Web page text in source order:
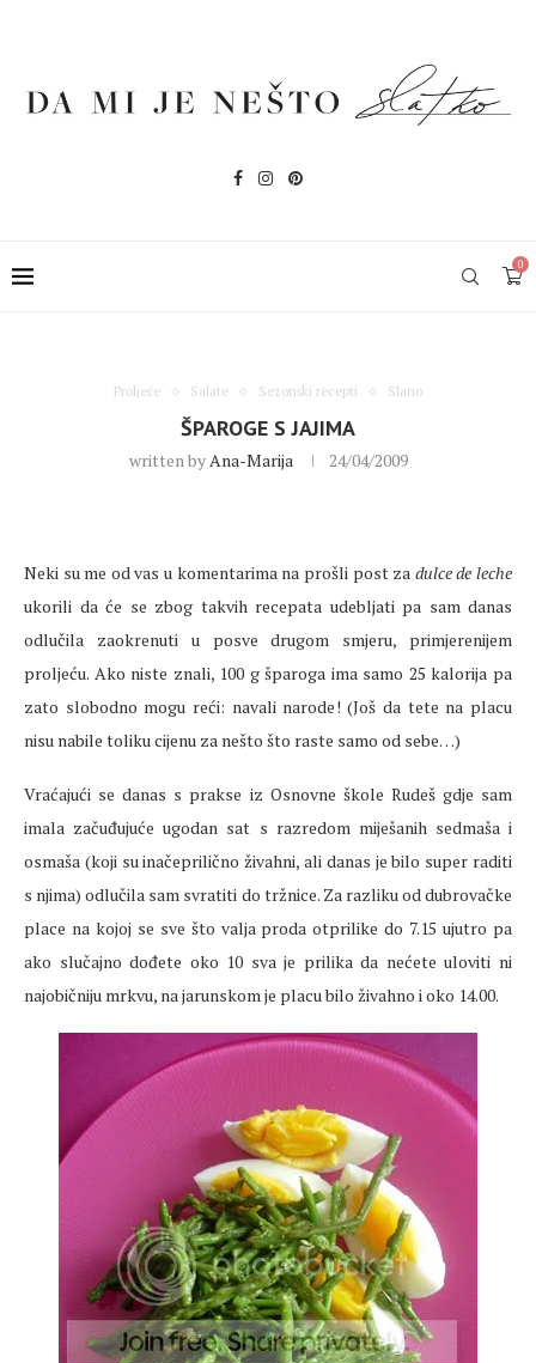
0
Proljeće Salate Sezonski recepti Slano
ŠPAROGE S JAJIMA
written byAna-Marija 24/04/2009
Neki su me od vas u komentarima na prošli post za dulce de leche
ukorili da će se zbog takvih recepata udebljati pa sam danas
odlučila zaokrenuti u posve drugom smjeru, primjerenijem
proljeću. Ako niste znali, 100 g šparoga ima samo 25 kalorija pa
zato slobodno mogu reći: navali narode! (Još da tete na placu
nisu nabile toliku cijenu za nešto što raste samo od sebe…)
Vraćajući se danas s prakse iz Osnovne škole Rudeš gdje sam
imala začuđujuće ugodan sat s razredom miješanih sedmaša i
osmaša (koji su inačeprilično živahni, ali danas je bilo super raditi
s njima) odlučila sam svratiti do tržnice. Za razliku od dubrovačke
place na kojoj se sve što valja proda otprilike do 7.15 ujutro pa
ako slučajno dođete oko 10 sva je prilika da nećete uloviti ni
najobičniju mrkvu, na jarunskom je placu bilo živahno i oko 14.00.